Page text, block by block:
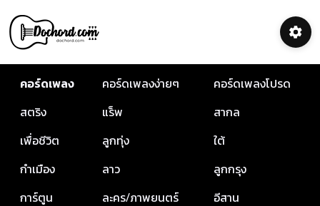
คอร์ดเพลง คอร์ดเพลงง่ายๆ
คอร์ดเพลงโปรด
สตริง
แร็พ
สากล
เพื่อชีวิต
ลูกทุ่ง
ใต้
กำเมือง
ลาว
ลูกกรุง
การ์ตูน
ละคร/ภาพยนตร์ อีสาน